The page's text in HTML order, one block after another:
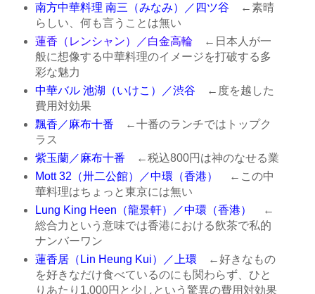
南方中華料理 南三（みなみ）／四ツ谷 ←素晴
らしい、何も言うことは無い
蓮香（レンシャン）／白金高輪←日本人が一
般に想像する中華料理のイメージを打破する多
彩な魅力
中華バル 池湖（いけこ）／渋谷 ←度を越した
費用対効果
飄香／麻布十番 ←十番のランチではトップク
ラス
紫玉蘭／麻布十番 ←税込800円は神のなせる業
Mott 32（卅二公館）／中環（香港）
←この中
華料理はちょっと東京には無い
Lung King Heen（龍景軒）／中環（香港）
←
総合力という意味では香港における飲茶で私的
ナンバーワン
蓮香居（Lin Heung Kui）／上環 ←好きなもの
を好きなだけ食べているのにも関わらず、ひと
りあたり1,000円と少しという驚異の費用対効果